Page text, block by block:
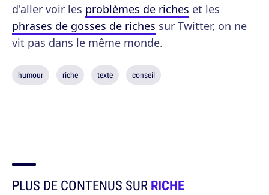
d'aller voir les problèmes de riches et les
phrases de gosses de riches sur Twitter, on ne
vit pas dans le même monde.
humour riche texte conseil
PLUS DE CONTENUS SURRICHE